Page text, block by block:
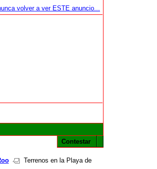
volver a ver ESTE anuncio...
Contestar
Terrenos en la Playa de